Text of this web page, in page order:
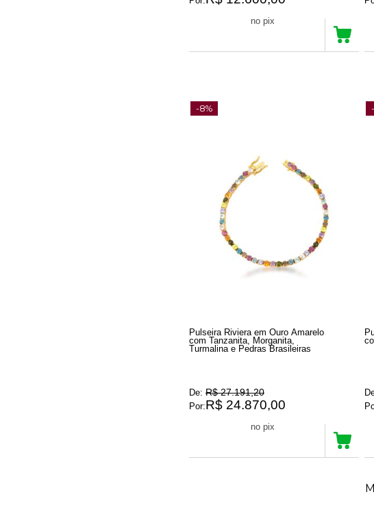
no pix
-8%
Pulseira Riviera em Ouro Amarelo
com Tanzanita, Morganita,
Turmalina e Pedras Brasileiras
De: R$ 27.191,20
Por:R$ 24.870,00
no pix